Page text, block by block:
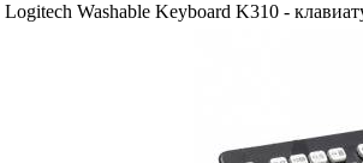
Logitech Washable Keyboard K310 -